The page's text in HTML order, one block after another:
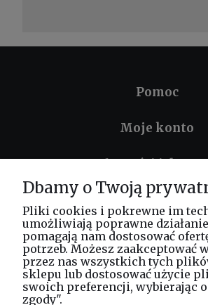
Pomoc
Moje konto
Płatności i
Informacje
O nas
Masz pytania?
Dbamy o Twoją
Pliki cookies i pokrewne im
umożliwiają poprawne
pomagają nam dostosować
potrzeb. Możesz zaakceptować
przez nas wszystkich tych
sklepu lub dostosować użycie
swoich preferencji, wybierając
zgody".